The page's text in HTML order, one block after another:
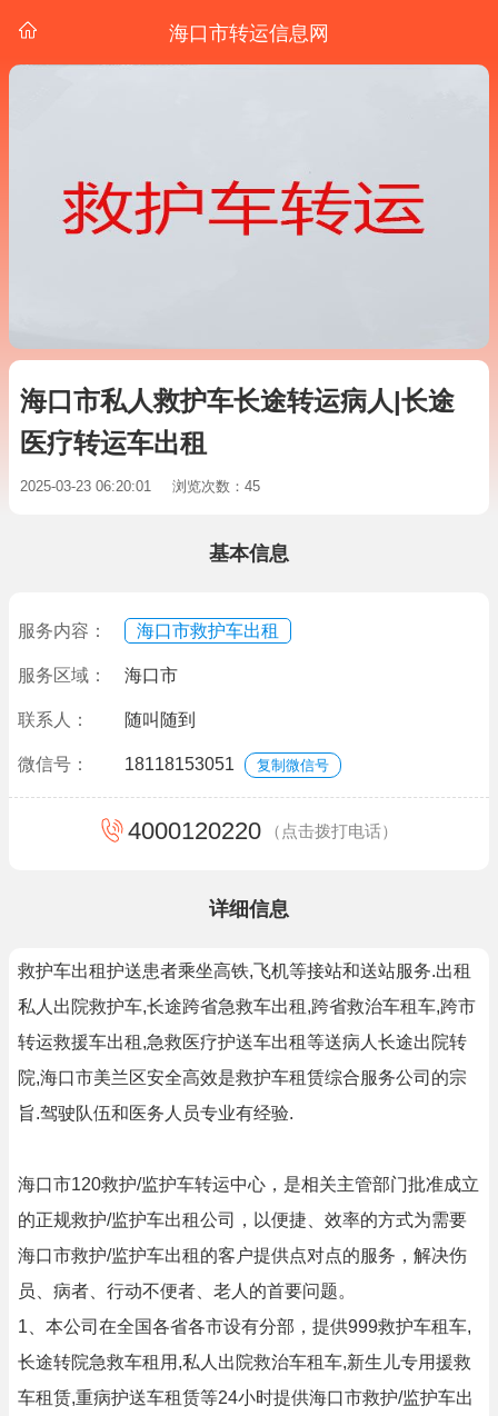
海口市转运信息网
海口市私人救护车长途转运病人|长途
医疗转运车出租
2025-03-23 06:20:01 浏览次数：45
基本信息
服务内容： 海口市救护车出租
服务区域： 海口市
联系人： 随叫随到
微信号： 18118153051 复制微信号
4000120220 （点击拨打电话）
详细信息
救护车出租护送患者乘坐高铁,飞机等接站和送站服务.出租
私人出院救护车,长途跨省急救车出租,跨省救治车租车,跨市
转运救援车出租,急救医疗护送车出租等送病人长途出院转
院,海口市美兰区安全高效是救护车租赁综合服务公司的宗
旨.驾驶队伍和医务人员专业有经验.
海口市120救护/监护车转运中心，是相关主管部门批准成立
的正规救护/监护车出租公司，以便捷、效率的方式为需要
海口市救护/监护车出租的客户提供点对点的服务，解决伤
员、病者、行动不便者、老人的首要问题。
1、本公司在全国各省各市设有分部，提供999救护车租车,
长途转院急救车租用,私人出院救治车租车,新生儿专用援救
车租赁,重病护送车租赁等24小时提供海口市救护/监护车出